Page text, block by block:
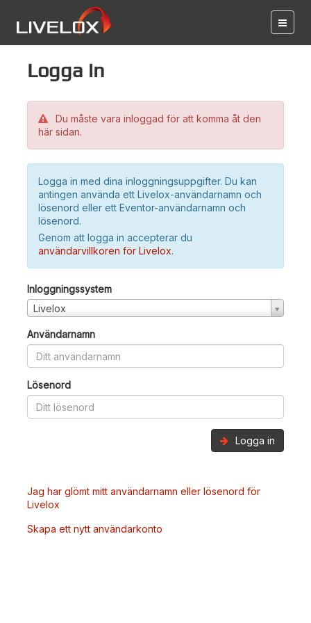
Logga in
Du måste vara inloggad för att komma åt den
här sidan.
Logga in med dina inloggningsuppgifter. Du kan
antingen använda ett Livelox-användarnamn och
lösenord eller ett Eventor-användarnamn och
lösenord.
Genom att logga in accepterar du
användarvillkoren för Livelox.
Inloggningssystem
Livelox
Användarnamn
Lösenord
Logga in
Jag har glömt mitt användarnamn eller lösenord för
Livelox
Skapa ett nytt användarkonto